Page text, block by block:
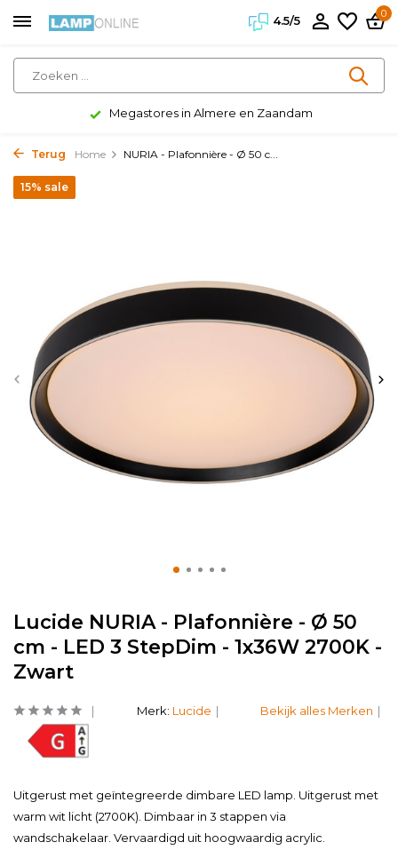
4.5/5
0
Megastores in Almere en Zaandam
Terug Home NURIA - Plafonnière - Ø 50 c...
Lucide NURIA - Plafonnière - Ø 50
cm - LED 3 StepDim - 1x36W 2700K -
Zwart
15% sale
Merk: Lucide Bekijk alles Merken
Uitgerust met geïntegreerde dimbare LED lamp. Uitgerust met
warm wit licht (2700K). Dimbaar in 3 stappen via
wandschakelaar. Vervaardigd uit hoogwaardig acrylic.